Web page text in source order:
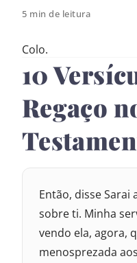
5 min de leitura
Colo.
10
Regaço
Então, disse Sarai
sobre ti. Minha
vendo ela, agora,
menosprezada